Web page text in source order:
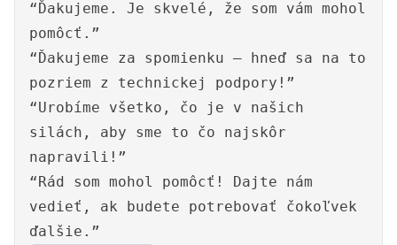
“Ďakujeme. Je skvelé, že som vám mohol
pomôcť.”
“Ďakujeme za spomienku – hneď sa na to
pozriem z technickej podpory!”
“Urobíme všetko, čo je v našich
silách, aby sme to čo najskôr
napravili!”
“Rád som mohol pomôcť! Dajte nám
vedieť, ak budete potrebovať čokoľvek
ďalšie.”